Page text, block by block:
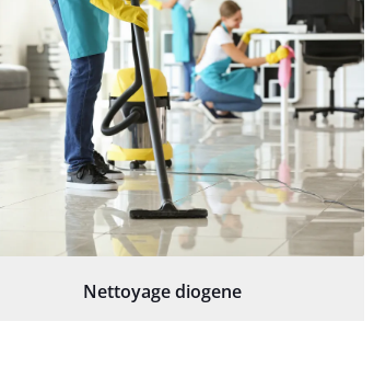
Nettoyage diogene